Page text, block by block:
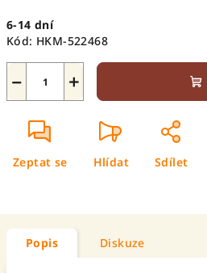
cena:
6-14 dní
Kód: HKM-522468
+
−
Zeptat se Hlídat Sdílet
Popis Diskuze